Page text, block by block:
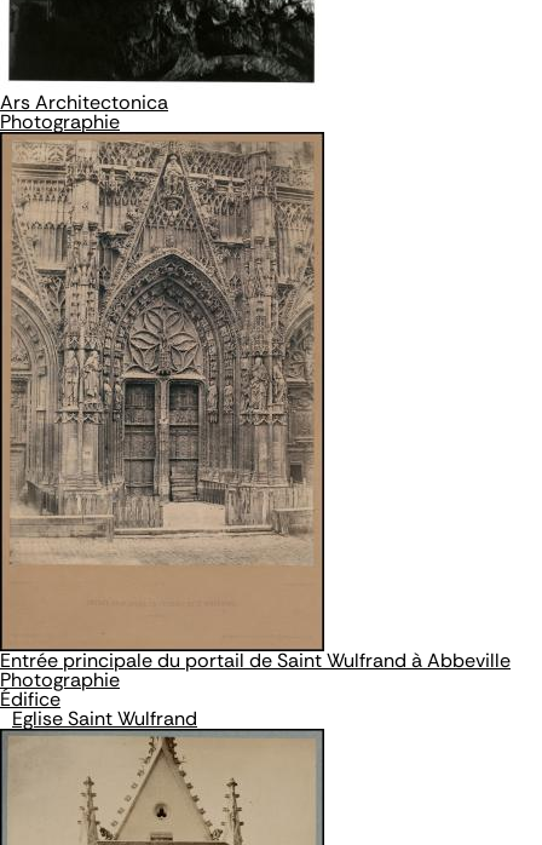
Ars Architectonica
Photographie
Entrée principale du portail de Saint Wulfrand à Abbeville
Photographie
Édifice
Eglise Saint Wulfrand